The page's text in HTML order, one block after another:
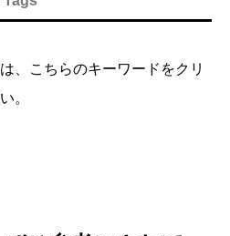
、こちらのキーワードをクリ
。